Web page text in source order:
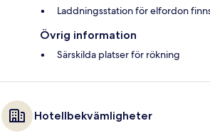
Laddningsstation för elfordon
Övrig information
Särskilda platser för rökning
Hotellbekvämligheter